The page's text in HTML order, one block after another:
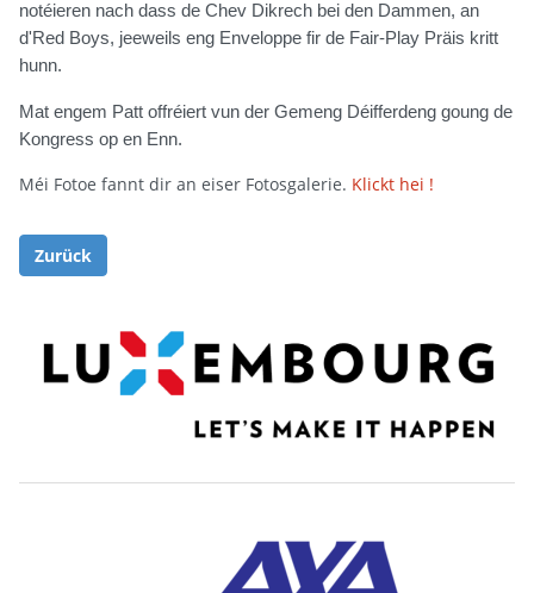
notéieren nach dass de Chev Dikrech bei den Dammen, an
d'Red Boys, jeeweils eng Enveloppe fir de Fair-Play Präis kritt
hunn.
Mat engem Patt offréiert vun der Gemeng Déifferdeng goung de
Kongress op en Enn.
Méi Fotoe fannt dir an eiser Fotosgalerie. Klickt hei !
Zurück